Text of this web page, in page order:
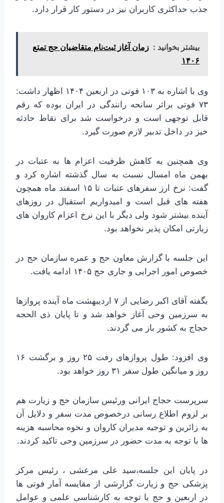
جذب حداکثری کاربران نیز در دستور کار قرار دارد.
بیشتر بخوانید : زمان آغاز ثبت‌نام متقاضیان حج تمتع
۱۴۰۶
وی با اشاره به ۱۰۳ فوتی در اربعین ۱۴۰۴ اظهار داشت:
۷۳ فوتی براثر سانحه رانندگی در ایران بوده که رقم
قابل توجهی است و درخواست شد برای نقاط حادثه
خیز در داخل تدبیر لازم صورت گیرد.
وی همچنین به کاهش ظرفیت اعزام ها به عتبات در
بهمن ماه امسال نسبت به سال گذشته اشاره کرد و
گفت: نرخ ارز سفرهای عتبات تا ۱۵ اسفند ماه همچون
هفته های قبل است و امیدواریم استقبال در روزهای
آینده بیشتر شود ولی دیگر با این نرخ اعزام کاروان های
زیارتی امکان پذیر نخواهد بود.
این جلسه با گزارش معاون حج و عمره سازمان حج در
خصوص امور اجرایی و جاری حج ۱۴۰۵ ادامه یافت.
بگفته آقای اکبر رضایی از ۷ اردیبهشت ماه آینده پروازها
به سرزمین وحی آغاز خواهد شد و تا پایان ذی الحجه
حجاج به کشور باز می گردند.
وی افزود: طول پروازهای رفت ۲۵ روز و برگشت ۱۶
روز و میانگین طول سفر ۳۱ روز خواهد بود.
سرپرست حجاج ایرانی ورئیس سازمان حج و زیارت هم
بر لزوم اطلاع رسانی درخصوص مدت سفر و دلایل آن
به زائرین و توجیه مدیران کاروان و نحوه محاسبه هزینه
ها با توجه به مدت حضور در سرزمین وحی تاکید کردند.
در پایان این جلسه،سید علی مرعشی ، رئیس مرکز
پزشکی حج و زیارت گزارشی از مقایسه آمار فوتی ها
در اربعین و حج با توجه به کارشناسی علمی و عوامل